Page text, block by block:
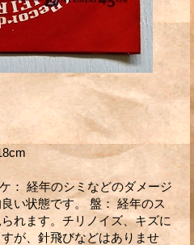
経年のシミなどのダメージ
い状態です。 盤： 経年のス
れます。チリノイズ、キズに
が、針飛びなどはありませ